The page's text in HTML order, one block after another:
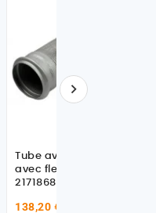
Tube avant
avec flexible pour Volvo
21718681
138,20 €
